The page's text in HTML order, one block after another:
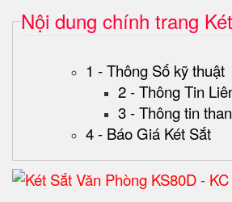
Nội dung chính trang
1 - Thông Số kỹ thuật
2 - Thông Tin
3 - Thông tin
4 - Báo Giá Két Sắt